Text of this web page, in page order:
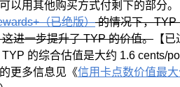
以用其他购买方式付剩下的部分。
（已绝版）的情况下，TYP
进一步提升了 TYP 的价值。 【已
的综合估值是大约 1.6 cents/
更多信息见《信用卡点数价值最